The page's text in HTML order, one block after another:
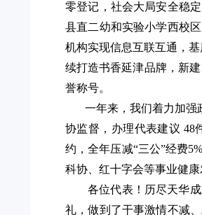
零登记， 社会大局安全稳
县直二幼和实验小学西校
机构实现信息互联互通，
续打造书香延津品牌，新建
誉称号。
一年来，我们着力加强
协监督， 办理代表建议 48
约，全年压减“三公”经费5%
科协、红十字会等事业健
各位代表！历尽天华
礼，做到了干事激情不减